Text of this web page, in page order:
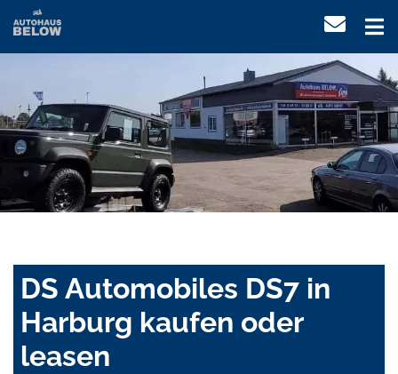
DS Automobiles DS7 in
Harburg kaufen oder
leasen